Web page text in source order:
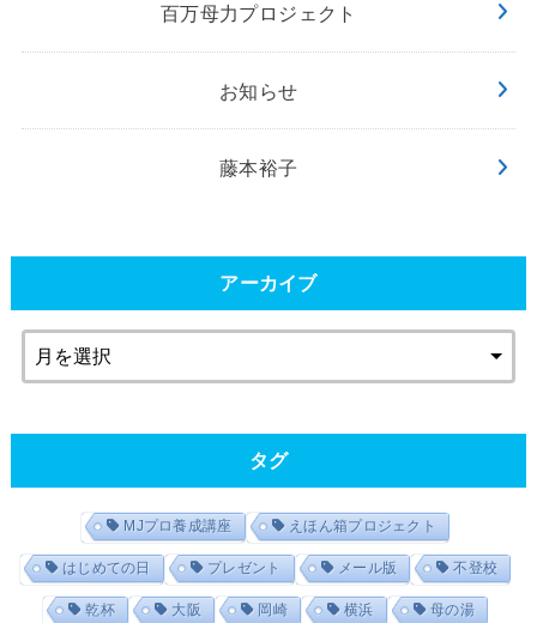
百万母力プロジェクト
お知らせ
藤本裕子
アーカイブ
タグ
MJプロ養成講座 えほん箱プロジェクト
はじめての日 プレゼント メール版 不登校
乾杯 大阪 岡崎 横浜 母の湯